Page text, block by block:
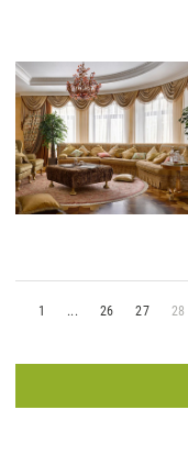
1 ... 26 27 28